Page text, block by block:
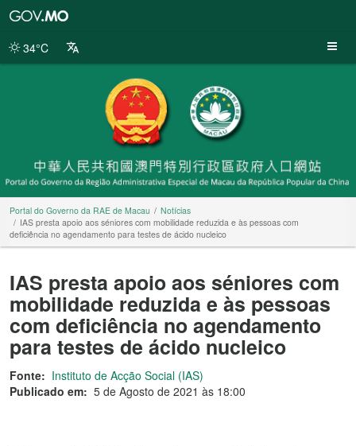
da
34°C
Portal do Governo da RAE de Macau
Notícias
IAS presta apoio aos séniores com mobilidade reduzida e às pessoas com
deficiência no agendamento para testes de ácido nucleico
IAS presta apoio aos séniores com
mobilidade reduzida e às pessoas
com deficiência no agendamento
para testes de ácido nucleico
Fonte: Instituto de Acção Social (IAS)
Publicado em: 5 de Agosto de 2021 às 18:00